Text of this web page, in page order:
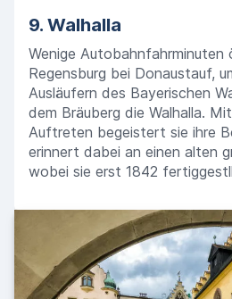
9. Walhalla
Wenige Autobahnfahrminuten
Regensburg bei Donaustauf,
Ausläufern des Bayerischen
dem Bräuberg die Walhalla.
Auftreten begeistert sie ihre
erinnert dabei an einen alten
wobei sie erst 1842